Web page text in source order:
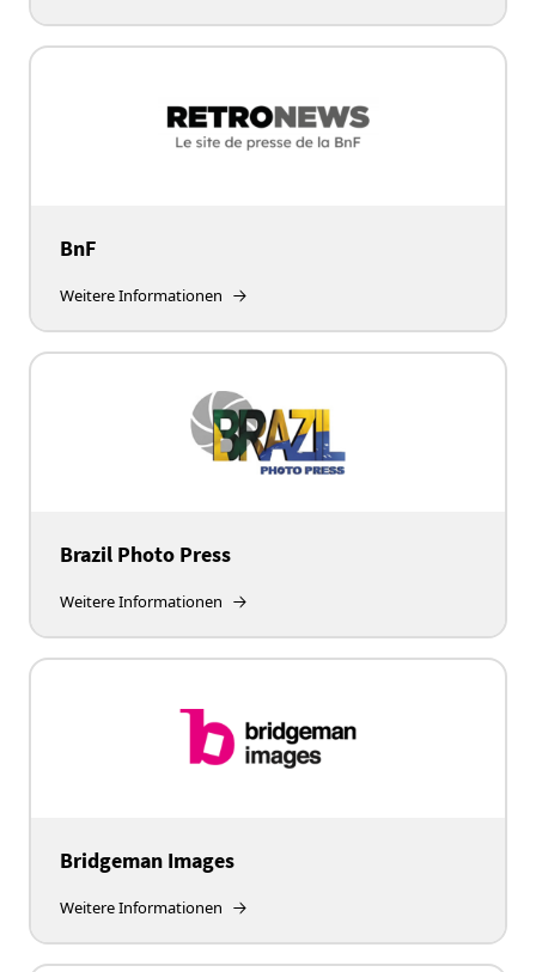
BnF
Weitere Informationen
Brazil Photo Press
Weitere Informationen
Bridgeman Images
Weitere Informationen